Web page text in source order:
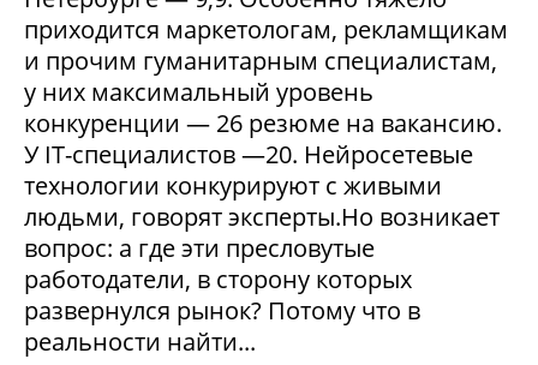
приходится маркетологам, рекламщикам
и прочим гуманитарным специалистам,
у них максимальный уровень
конкуренции — 26 резюме на вакансию.
У IT-специалистов —20. Нейросетевые
технологии конкурируют с живыми
людьми, говорят эксперты.Но возникает
вопрос: а где эти пресловутые
работодатели, в сторону которых
развернулся рынок? Потому что в
реальности найти...